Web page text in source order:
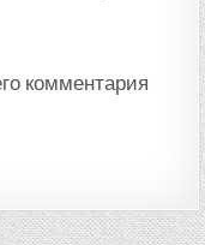
комментария